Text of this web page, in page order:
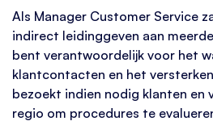
Als Manager Customer Service
indirect leidinggeven aan
bent verantwoordelijk voor het
klantcontacten en het
bezoekt indien nodig klanten en
regio om procedures te